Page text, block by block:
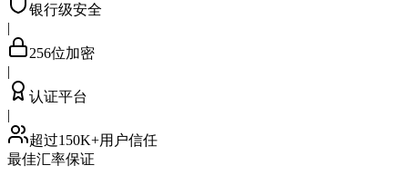
银行级安全
|
256位加密
|
认证平台
|
超过150K+用户信任
最佳汇率保证